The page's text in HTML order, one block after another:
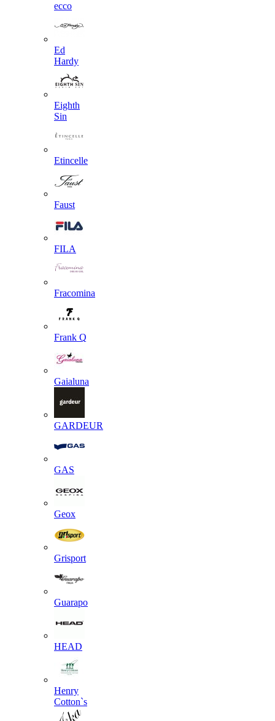
ecco
Ed
Hardy
Eighth
Sin
Etincelle
Faust
FILA
Fracomina
Frank Q
Gaialuna
GARDEUR
GAS
Geox
Grisport
Guarapo
HEAD
Henry
Cotton`s